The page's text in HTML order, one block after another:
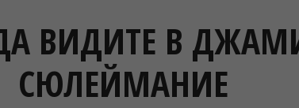
ВИДИТЕ В
СЮЛЕЙМАНИЕ